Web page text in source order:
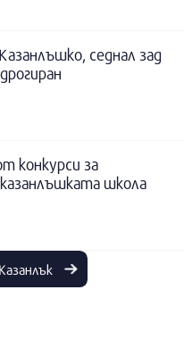
седнал зад
конкурси за
школа